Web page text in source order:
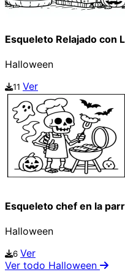
Esqueleto Relajado con
Halloween
11 Ver
Esqueleto chef en la
Halloween
6 Ver
Ver todo Halloween